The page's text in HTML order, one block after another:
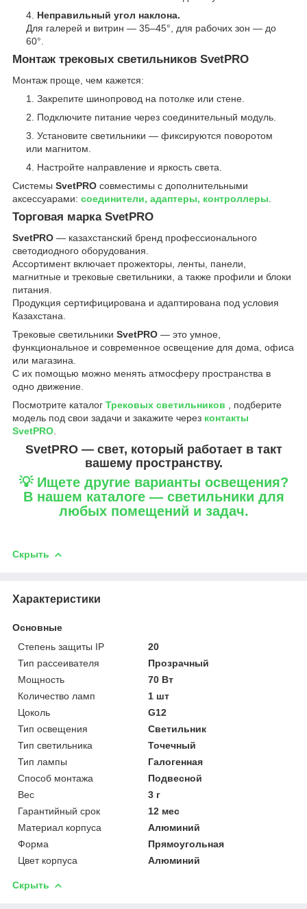
Неправильный угол наклона.
Для галерей и витрин — 35–45°, для рабочих зон — до
60°.
Монтаж трековых светильников SvetPRO
Монтаж проще, чем кажется:
Закрепите шинопровод на потолке или стене.
Подключите питание через соединительный модуль.
Установите светильники — фиксируются поворотом
или магнитом.
Настройте направление и яркость света.
Системы SvetPRO совместимы с дополнительными
аксессуарами: соединители, адаптеры, контроллеры
Торговая марка SvetPRO
SvetPRO — казахстанский бренд профессионального
светодиодного оборудования.
Ассортимент включает прожекторы, ленты, панели,
магнитные и трековые светильники, а также профили и блоки
питания.
Продукция сертифицирована и адаптирована под условия
Казахстана.
Трековые светильники SvetPRO — это умное,
функциональное и современное освещение для дома, офиса
или магазина.
С их помощью можно менять атмосферу пространства в
одно движение.
Посмотрите каталог Трековых светильников
, подберите
модель под свои задачи и закажите через контакты
SvetPRO
SvetPRO — свет, который работает в такт
вашему пространству.
💡 Ищете другие варианты освещения?
В нашем каталоге — светильники для
любых помещений и задач.
Скрыть
Характеристики
Основные
Степень защиты IP
20
Тип рассеивателя
Прозрачный
Мощность
70 Вт
Количество ламп
1 шт
Цоколь
G12
Тип освещения
Светильник
Тип светильника
Точечный
Тип лампы
Галогенная
Способ монтажа
Подвесной
Вес
3 г
Гарантийный срок
12 мес
Материал корпуса
Алюминий
Форма
Прямоугольная
Цвет корпуса
Алюминий
Скрыть